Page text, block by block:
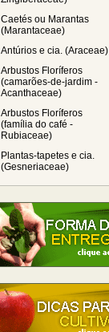
Caetés ou Marantas
(Marantaceae)
Antúrios e cia. (Araceae)
Arbustos Floríferos
(camarões-de-jardim -
Acanthaceae)
Arbustos Floríferos
(família do café -
Rubiaceae)
Plantas-tapetes e cia.
(Gesneriaceae)